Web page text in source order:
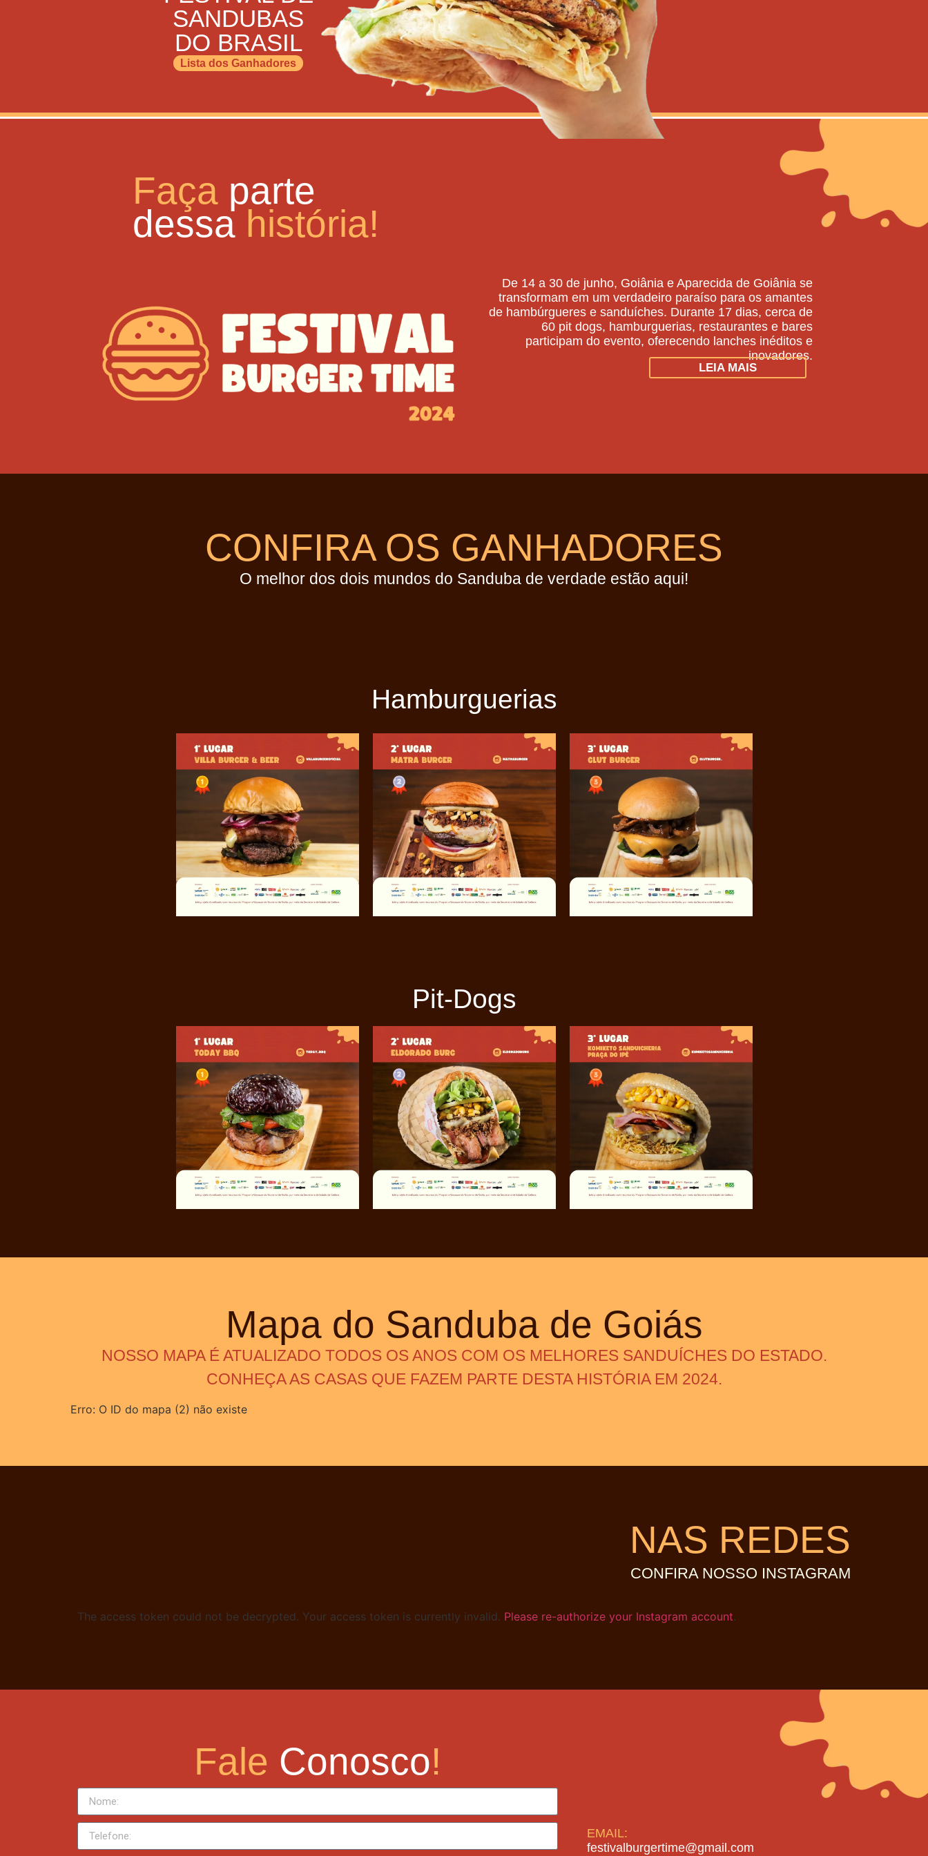
SANDUBAS
DO BRASIL
Lista dos Ganhadores
Faça parte
dessa história!
De 14 a 30 de junho, Goiânia e Aparecida de Goiânia se
transformam em um verdadeiro paraíso para os amantes
de hambúrgueres e sanduíches. Durante 17 dias, cerca de
60 pit dogs, hamburguerias, restaurantes e bares
participam do evento, oferecendo lanches inéditos e
inovadores.
LEIA MAIS
CONFIRA OS GANHADORES
O melhor dos dois mundos do Sanduba de verdade estão aqui!
Hamburguerias
Pit-Dogs
Mapa do Sanduba de Goiás
NOSSO MAPA É ATUALIZADO TODOS OS ANOS COM OS MELHORES SANDUÍCHES DO ESTADO.
CONHEÇA AS CASAS QUE FAZEM PARTE DESTA HISTÓRIA EM 2024.
Erro: O ID do mapa (2) não existe
NAS REDES
CONFIRA NOSSO INSTAGRAM
The access token could not be decrypted. Your access token is currently invalid. Please re-authorize your Instagram account.
Fale Conosco!
EMAIL:
festivalburgertime@gmail.com